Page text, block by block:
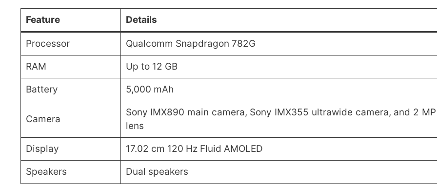
Feature Details
Processor Qualcomm Snapdragon 782G
RAM Up to 12 GB
Battery 5,000 mAh
Camera
Sony IMX890 main camera, Sony IMX355 ultrawide camera, and 2
lens
Display 17.02 cm 120 Hz Fluid AMOLED
Speakers Dual speakers